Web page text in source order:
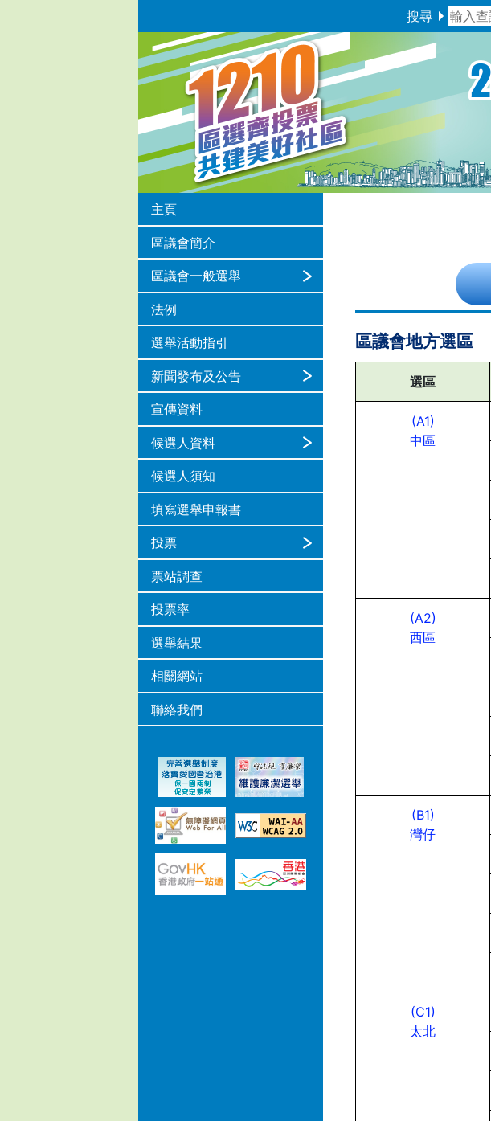
搜尋
主頁
區議會簡介
區議會一般選舉
法例
選舉活動指引
新聞發布及公告
宣傳資料
候選人資料
候選人須知
填寫選舉申報書
投票
票站調查
投票率
選舉結果
相關網站
聯絡我們
區議會地方選區
選區
(A1)
中區
(A2)
西區
(B1)
灣仔
(C1)
太北